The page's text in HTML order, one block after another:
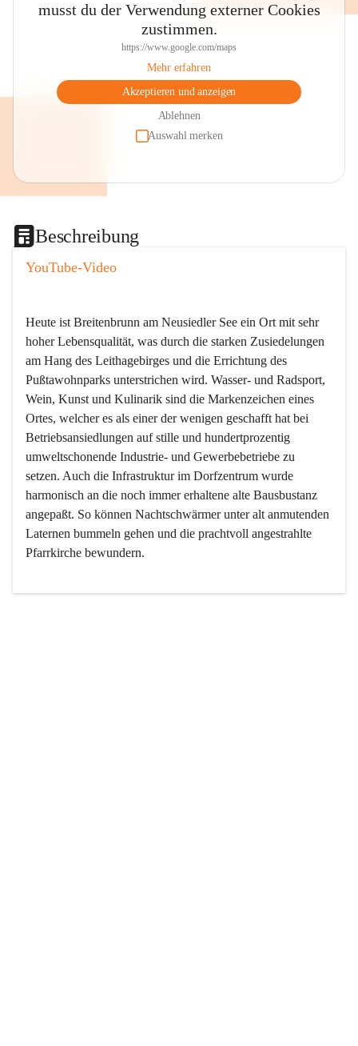
musst du der Verwendung externer Cookies
zustimmen.
https://www.google.com/maps
Mehr erfahren
Akzeptieren und anzeigen
Ablehnen
Auswahl merken
Beschreibung
YouTube-Video
Heute ist Breitenbrunn am Neusiedler See ein Ort mit sehr
hoher Lebensqualität, was durch die starken Zusiedelungen
am Hang des Leithagebirges und die Errichtung des
Pußtawohnparks unterstrichen wird. Wasser- und Radsport,
Wein, Kunst und Kulinarik sind die Markenzeichen eines
Ortes, welcher es als einer der wenigen geschafft hat bei
Betriebsansiedlungen auf stille und hundertprozentig
umweltschonende Industrie- und Gewerbebetriebe zu
setzen. Auch die Infrastruktur im Dorfzentrum wurde
harmonisch an die noch immer erhaltene alte Bausbustanz
angepaßt. So können Nachtschwärmer unter alt anmutenden
Laternen bummeln gehen und die prachtvoll angestrahlte
Pfarrkirche bewundern.
Der Weinbau dominert heute nicht mehr, ist aber integrativer